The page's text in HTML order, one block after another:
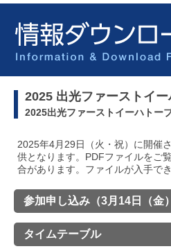
2025 出光ファーストイ
2025出光ファーストイーハトー
2025年4月29日（火・祝）に開催
供となります。PDFファイルをご
合があります。ファイルが入手で
参加申し込み（3月14日（金
タイムテーブル